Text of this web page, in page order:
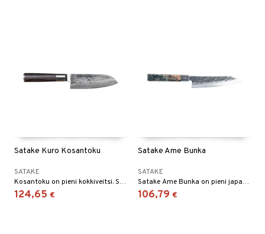
Satake Kuro Kosantoku
SATAKE
Kosantoku on pieni kokkiveitsi. Sana Santoku tarkoittaa suurinpiirtein "kolmea etua" ja santokua käytetään sekä vihannesten, kalan että lihan käsittelyyn.
124,65 €
Satake Ame Bunka
SATAKE
Satake Ame Bunka on pieni japanilainen kokkiveitsi/yleisveitsi, joka kärki on selkeästi vinoon leikattu, mikä antaa sinulle hyvän ja terävän kärjen tarkkaan työstämiseen. Samalla saat veitsen, jonka profiili on melko korkea ja se sopii sekä leikkaamiseen että pillkomiseen.
106,79 €